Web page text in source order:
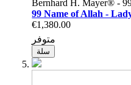
Bernhard H. Mayer® -
99 Name of Allah -
€1,380.00
متوفر
سلة